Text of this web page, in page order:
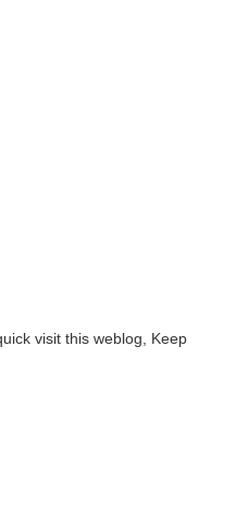
visit this weblog, Keep